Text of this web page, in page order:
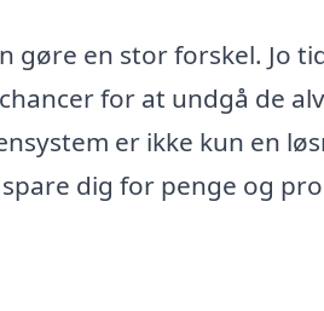
gøre en stor forskel. Jo
for at undgå de
er ikke kun en
dig for penge og